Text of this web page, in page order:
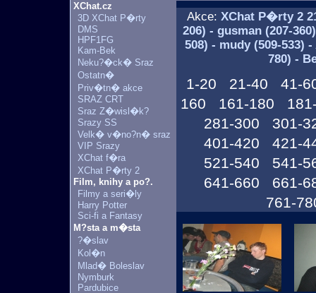
XChat.cz
3D XChat P�rty
DMS
HPF1FG
Kam-Bek
Neku?�ck� Sraz
Ostatn�
Priv�tn� akce
SRAZ CRT
Sraz Z�wisl�k?
Srazy SS
Velk� v�no?n� sraz
VIP Srazy
XChat f�ra
XChat P�rty 2
Film, knihy a po?.
Filmy a seri�ly
Harry Potter
Sci-fi a Fantasy
M?sta a m�sta
?�slav
Kol�n
Mlad� Boleslav
Nymburk
Pardubice
Akce: XChat P�rty 2
206) - gusman (207-
508) - mudy (509-533)
780) -
1-20 21-40
41-
160
161-180
281-300
301-
401-420
421-
521-540
541-
641-660
661-
761-